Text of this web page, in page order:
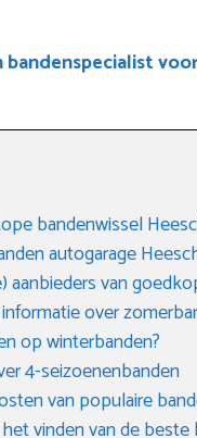
bandenspecialist
bandenwissel
autogarage
aanbieders van
over
op winterbanden?
4-seizoenenbanden
van populaire
vinden van de beste